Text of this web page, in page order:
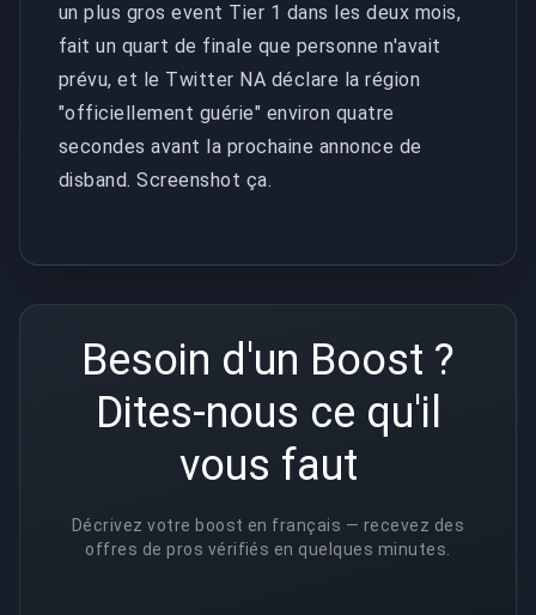
un plus gros event Tier 1 dans les deux mois,
fait un quart de finale que personne n'avait
prévu, et le Twitter NA déclare la région
"officiellement guérie" environ quatre
secondes avant la prochaine annonce de
disband. Screenshot ça.
Besoin d'un Boost ?
Dites-nous ce qu'il
vous faut
Décrivez votre boost en français — recevez des
offres de pros vérifiés en quelques minutes.